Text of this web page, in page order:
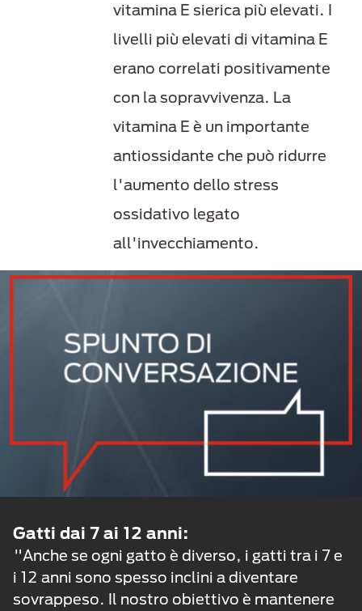
vitamina E sierica più elevati. I
livelli più elevati di vitamina E
erano correlati positivamente
con la sopravvivenza. La
vitamina E è un importante
antiossidante che può ridurre
l'aumento dello stress
ossidativo legato
all'invecchiamento.
Gatti dai 7 ai 12 anni:
"Anche se ogni gatto è diverso, i gatti tra i 7 e
i 12 anni sono spesso inclini a diventare
sovrappeso. Il nostro obiettivo è mantenere